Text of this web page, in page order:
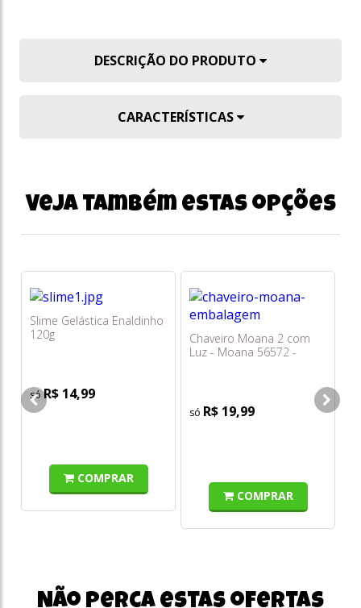
DESCRIÇÃO DO PRODUTO
CARACTERÍSTICAS
Veja também estas opções
Slime Gelástica Enaldinho
120g
R$ 14,99
COMPRAR
Chaveiro Moana 2 com
Luz - Moana 56572 -
R$ 19,99
COMPRAR
Não perca estas ofertas